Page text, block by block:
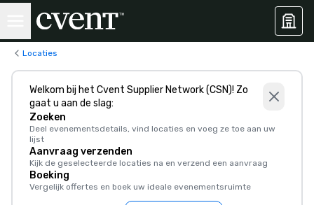
Locaties
Welkom bij het Cvent Supplier Network (CSN)! Zo
gaat u aan de slag:
Zoeken
Deel evenementsdetails, vind locaties en voeg ze toe aan uw
lijst
Aanvraag verzenden
Kijk de geselecteerde locaties na en verzend een aanvraag
Boeking
Vergelijk offertes en boek uw ideale evenementsruimte